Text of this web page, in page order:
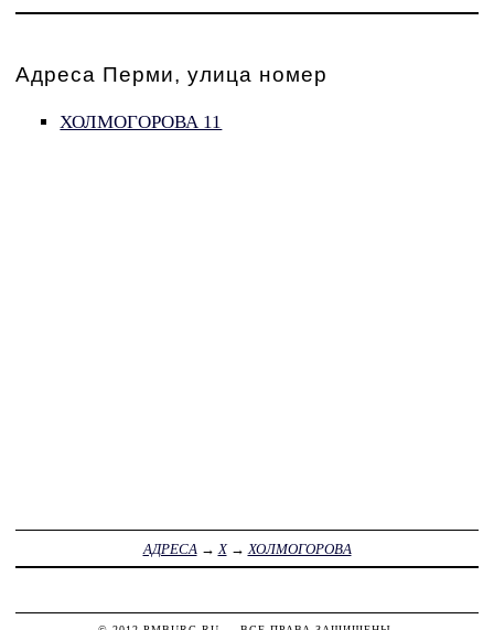
Адреса Перми, улица номер
ХОЛМОГОРОВА 11
АДРЕСА → Х→ ХОЛМОГОРОВА